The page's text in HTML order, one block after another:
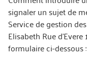
signaler un sujet de
Service de gestion
Elisabeth Rue d’Evere
formulaire ci-dessous :